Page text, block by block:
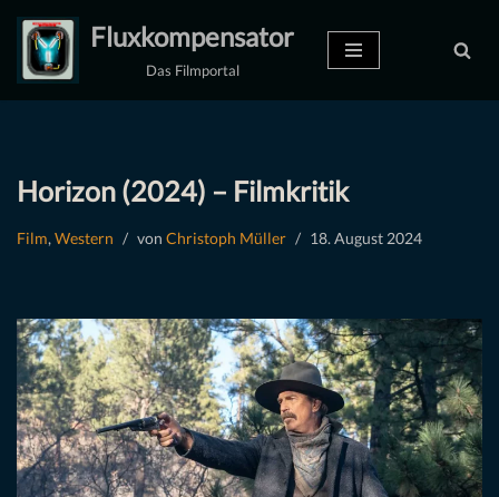
Zum
Inhalt
Fluxkompensator
Das Filmportal
Horizon (2024) – Filmkritik
Film, Western von Christoph Müller 18. August 2024